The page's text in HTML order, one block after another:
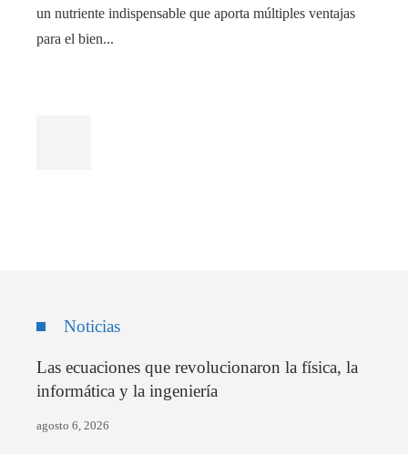
un nutriente indispensable que aporta múltiples ventajas
para el bien...
Noticias
Las ecuaciones que revolucionaron la física, la
informática y la ingeniería
agosto 6, 2026